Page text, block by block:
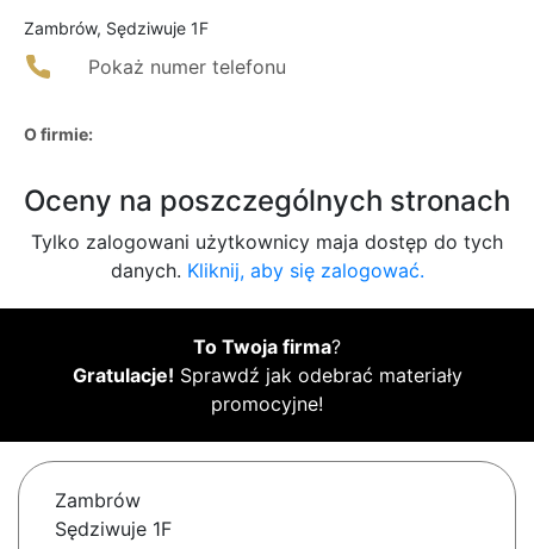
Zambrów, Sędziwuje 1F
Pokaż numer telefonu
O firmie:
Oceny na poszczególnych stronach
Tylko zalogowani użytkownicy maja dostęp do tych
danych. Kliknij, aby się zalogować.
To Twoja firma?
Gratulacje! Sprawdź jak odebrać materiały
promocyjne!
Zambrów
Sędziwuje 1F